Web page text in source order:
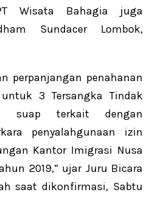
Wisata Bahagia juga
Sundacer Lombok,
perpanjangan penahanan
3 Tersangka Tindak
suap terkait dengan
penyalahgunaan izin
Kantor Imigrasi Nusa
2019,” ujar Juru Bicara
saat dikonfirmasi, Sabtu